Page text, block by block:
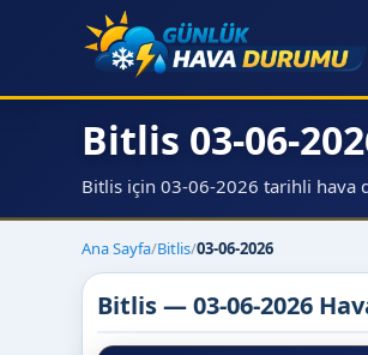
Bitlis 03-06-
Bitlis için 03-06-2026 tarihli hava
Ana Sayfa/Bitlis/03-06-2026
Bitlis — 03-06-2026